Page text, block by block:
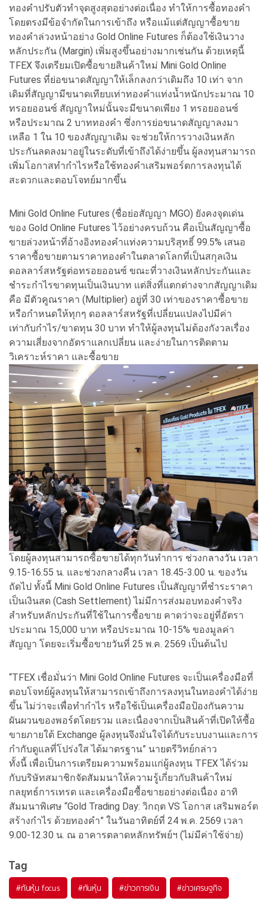
ทองคำปรับตัวทำจุดสูงสุดอย่างต่อเนื่อง ทำให้การซื้อทองคำ
โดยตรงมีข้อจำกัดในการเข้าถึง หรือแม้แต่สัญญาซื้อขาย
ทองคำล่วงหน้าอย่าง Gold Online Futures ก็ต้องใช้เงินวาง
หลักประกัน (Margin) เพิ่มสูงขึ้นอย่างมากเช่นกัน ด้วยเหตุนี้
TFEX จึงเตรียมเปิดซื้อขายสินค้าใหม่ Mini Gold Online
Futures ที่ย่อขนาดสัญญาให้เล็กลงกว่าเดิมถึง 10 เท่า จาก
เดิมที่สัญญามีขนาดเทียบเท่าทองคำแท่งน้ำหนักประมาณ 10
ทรอยออนซ์ สัญญาใหม่นั้นจะมีขนาดเพียง 1 ทรอยออนซ์
หรือประมาณ 2 บาททองคำ ซึ่งการย่อขนาดสัญญาลงมา
เหลือ 1 ใน 10 ของสัญญาเดิม จะช่วยให้การวางเงินหลัก
ประกันลดลงมาอยู่ในระดับที่เข้าถึงได้ง่ายขึ้น ผู้ลงทุนสามารถ
เพิ่มโอกาสทำกำไรหรือใช้ทองคำเสริมพอร์ตการลงทุนได้
สะดวกและตอบโจทย์มากขึ้น
Mini Gold Online Futures (ชื่อย่อสัญญา MGO) ยังคงจุดเด่น
ของ Gold Online Futures ไว้อย่างครบถ้วน คือเป็นสัญญาซื้อ
ขายล่วงหน้าที่อ้างอิงทองคำแท่งความบริสุทธิ์ 99.5% เสนอ
ราคาซื้อขายตามราคาทองคำในตลาดโลกที่เป็นสกุลเงิน
ดอลลาร์สหรัฐต่อทรอยออนซ์ ขณะที่วางเงินหลักประกันและ
ชำระกำไรขาดทุนเป็นเงินบาท แต่สิ่งที่แตกต่างจากสัญญาเดิม
คือ มีตัวคูณราคา (Multiplier) อยู่ที่ 30 เท่าของราคาซื้อขาย
หรือกำหนดให้ทุกๆ ดอลลาร์สหรัฐที่เปลี่ยนแปลงไปมีค่า
เท่ากับกำไร/ขาดทุน 30 บาท ทำให้ผู้ลงทุนไม่ต้องกังวลเรื่อง
ความเสี่ยงจากอัตราแลกเปลี่ยน และง่ายในการติดตาม
วิเคราะห์ราคา และซื้อขาย
โดยผู้ลงทุนสามารถซื้อขายได้ทุกวันทำการ ช่วงกลางวัน เวลา
9.15-16.55 น. และช่วงกลางคืน เวลา 18.45-3.00 น. ของวัน
ถัดไป ทั้งนี้ Mini Gold Online Futures เป็นสัญญาที่ชำระราคา
เป็นเงินสด (Cash Settlement) ไม่มีการส่งมอบทองคำจริง
สำหรับหลักประกันที่ใช้ในการซื้อขาย คาดว่าจะอยู่ที่อัตรา
ประมาณ 15,000 บาท หรือประมาณ 10-15% ของมูลค่า
สัญญา โดยจะเริ่มซื้อขายวันที่ 25 พ.ค. 2569 เป็นต้นไป
“TFEX เชื่อมั่นว่า Mini Gold Online Futures จะเป็นเครื่องมือที่
ตอบโจทย์ผู้ลงทุนให้สามารถเข้าถึงการลงทุนในทองคำได้ง่าย
ขึ้น ไม่ว่าจะเพื่อทำกำไร หรือใช้เป็นเครื่องมือป้องกันความ
ผันผวนของพอร์ตโดยรวม และเนื่องจากเป็นสินค้าที่เปิดให้ซื้อ
ขายภายใต้ Exchange ผู้ลงทุนจึงมั่นใจได้กับระบบงานและการ
กำกับดูแลที่โปร่งใส ได้มาตรฐาน” นายตรีวิทย์กล่าว
ทั้งนี้ เพื่อเป็นการเตรียมความพร้อมแก่ผู้ลงทุน TFEX ได้ร่วม
กับบริษัทสมาชิกจัดสัมมนาให้ความรู้เกี่ยวกับสินค้าใหม่
กลยุทธ์การเทรด และเครื่องมือซื้อขายอย่างต่อเนื่อง อาทิ
สัมมนาพิเศษ “Gold Trading Day: วิกฤต VS โอกาส เสริมพอร์ต
สร้างกำไร ด้วยทองคำ” ในวันอาทิตย์ที่ 24 พ.ค. 2569 เวลา
9.00-12.30 น. ณ อาคารตลาดหลักทรัพย์ฯ (ไม่มีค่าใช้จ่าย)
Tag
#ทันหุ้น focus #ทันหุ้น #ข่าวการเงิน #ข่าวเศรษฐกิจ